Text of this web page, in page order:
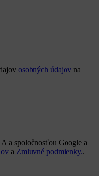
osobných údajov na
a spoločnosťou Google a
a Zmluvné podmienky..